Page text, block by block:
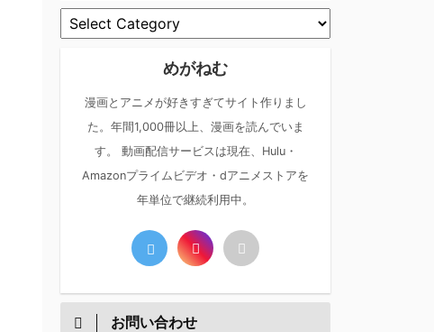
めがねむ
漫画とアニメが好きすぎてサイト作りまし
た。年間1,000冊以上、漫画を読んでいま
す。 動画配信サービスは現在、Hulu・
Amazonプライムビデオ・dアニメストアを
年単位で継続利用中。
お問い合わせ